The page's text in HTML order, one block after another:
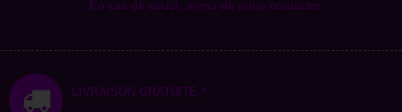
En cas de souci, merci de nous contacter.
LIVRAISON GRATUITE *